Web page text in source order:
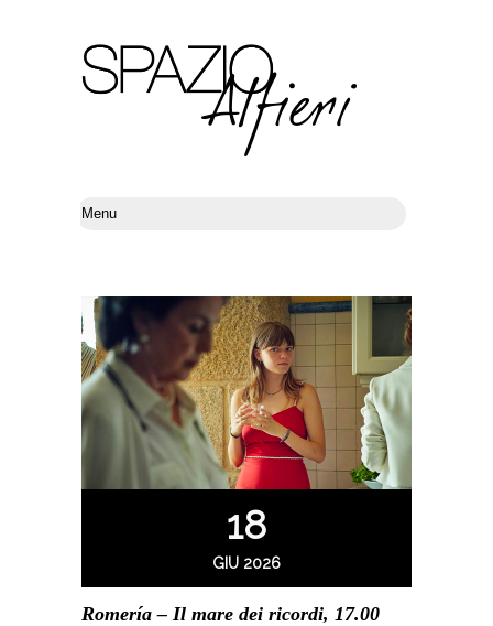
18
GIU 2026
Romería – Il mare dei ricordi, 17.00